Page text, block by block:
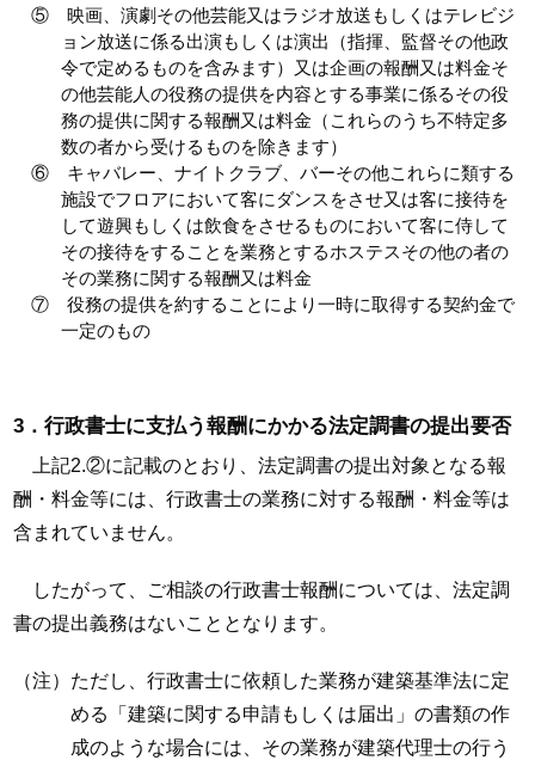
⑤ 映画、演劇その他芸能又はラジオ放送もしくはテレビジ
ョン放送に係る出演もしくは演出（指揮、監督その他政
令で定めるものを含みます）又は企画の報酬又は料金そ
の他芸能人の役務の提供を内容とする事業に係るその役
務の提供に関する報酬又は料金（これらのうち不特定多
数の者から受けるものを除きます）
⑥ キャバレー、ナイトクラブ、バーその他これらに類する
施設でフロアにおいて客にダンスをさせ又は客に接待を
して遊興もしくは飲食をさせるものにおいて客に侍して
その接待をすることを業務とするホステスその他の者の
その業務に関する報酬又は料金
⑦ 役務の提供を約することにより一時に取得する契約金で
一定のもの
3．行政書士に支払う報酬にかかる法定調書の提出要否
上記2.②に記載のとおり、法定調書の提出対象となる報
酬・料金等には、行政書士の業務に対する報酬・料金等は
含まれていません。
したがって、ご相談の行政書士報酬については、法定調
書の提出義務はないこととなります。
（注）ただし、行政書士に依頼した業務が建築基準法に定
める「建築に関する申請もしくは届出」の書類の作
成のような場合には、その業務が建築代理士の行う